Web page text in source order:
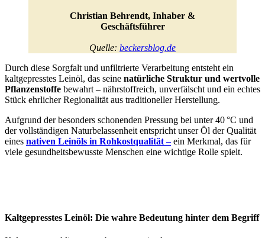
Christian Behrendt, Inhaber &
Geschäftsführer
Quelle: beckersblog.de
Durch diese Sorgfalt und unfiltrierte Verarbeitung entsteht ein
kaltgepresstes Leinöl, das seine natürliche Struktur und wertvolle
Pflanzenstoffe bewahrt – nährstoffreich, unverfälscht und ein echtes
Stück ehrlicher Regionalität aus traditioneller Herstellung.
Aufgrund der besonders schonenden Pressung bei unter 40 °C und
der vollständigen Naturbelassenheit entspricht unser Öl der Qualität
eines nativen Leinöls in Rohkostqualität – ein Merkmal, das für
viele gesundheitsbewusste Menschen eine wichtige Rolle spielt.
Kaltgepresstes Leinöl: Die wahre Bedeutung hinter dem Begriff